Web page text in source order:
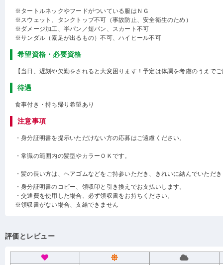
※タートルネックやフードがついている服はＮＧ
※スウェット、タンクトップ不可（事故防止、安全衛生のため）
※ダメージ加工、半パン／短パン、スカート不可
※サンダル（素足が出るもの）不可、ハイヒール不可
希望資格・必要資格
【当日、遅刻や欠勤をされると大変困ります！予定は体調を考慮のうえで
待遇
食事付き・持ち帰り希望あり
注意事項
・身分証明書を提示いただけない方の応募はご遠慮ください。
・常識の範囲内の髪型やカラーＯＫです。
・髪の長い方は、ヘアゴムなどをご持参いただき、きれいに結んでいただ
・身分証明書のコピー、領収印と引き換えでお支払いします。
・交通費を使用した場合、必ず領収書をお持ちください。
※領収書がない場合、支給できません
評価とレビュー